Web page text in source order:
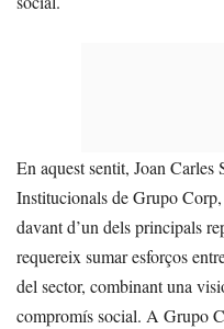
En aquest sentit, Joan
Institucionals de Grupo
davant d’un dels principals
requereix sumar esforços
del sector, combinant una
compromís social. A Grupo